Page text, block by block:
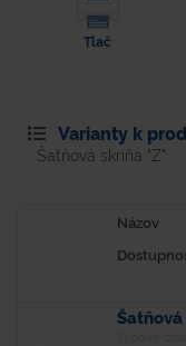
Tlač
Varianty k
Šatňová skriňa "Z"
Názov